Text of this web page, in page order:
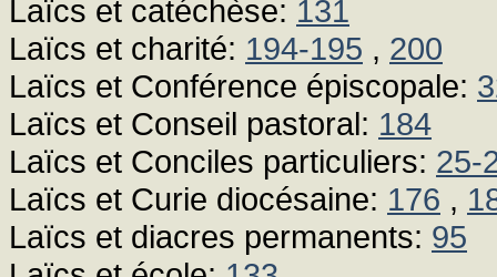
Laïcs et catéchèse: 131
Laïcs et charité: 194-195 , 200
Laïcs et Conférence épiscopale:
Laïcs et Conseil pastoral: 184
Laïcs et Conciles particuliers: 25-
Laïcs et Curie diocésaine: 176 ,
Laïcs et diacres permanents: 95